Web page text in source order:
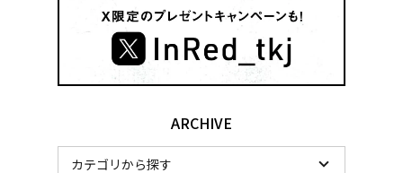
ARCHIVE